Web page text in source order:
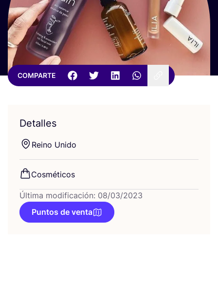
COMPARTE
Detalles
Rei­no Unido
Cos­mé­ti­cos
Última modificación: 08/03/2023
Puntos de venta